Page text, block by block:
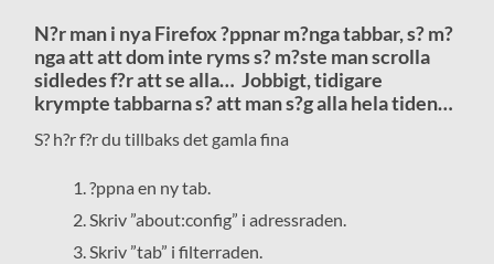
N?r man i nya Firefox ?ppnar m?nga tabbar, s? m?
nga att att dom inte ryms s? m?ste man scrolla
sidledes f?r att se alla… Jobbigt, tidigare
krympte tabbarna s? att man s?g alla hela tiden…
S? h?r f?r du tillbaks det gamla fina
?ppna en ny tab.
Skriv ”about:config” i adressraden.
Skriv ”tab” i filterraden.